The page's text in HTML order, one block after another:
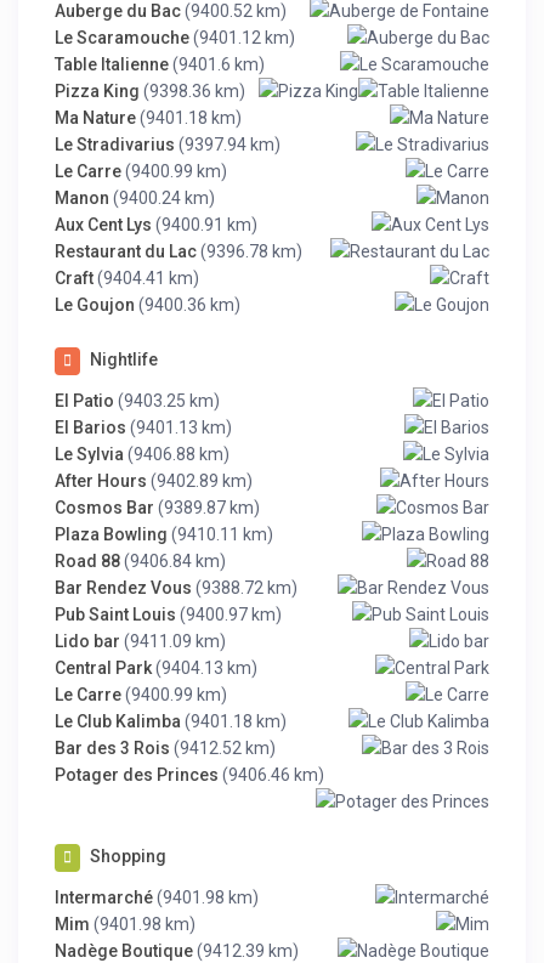
Auberge du Bac(9400.52 km)
Le Scaramouche(9401.12 km)
Table Italienne(9401.6 km)
Pizza King (9398.36 km)
Ma Nature(9401.18 km)
Le Stradivarius (9397.94 km)
Le Carre(9400.99 km)
Manon (9400.24 km)
Aux Cent Lys (9400.91 km)
Restaurant du Lac(9396.78 km)
Craft(9404.41 km)
Le Goujon (9400.36 km)
Nightlife
El Patio (9403.25 km)
El Barios (9401.13 km)
Le Sylvia (9406.88 km)
After Hours (9402.89 km)
Cosmos Bar (9389.87 km)
Plaza Bowling (9410.11 km)
Road 88(9406.84 km)
Bar Rendez Vous (9388.72 km)
Pub Saint Louis (9400.97 km)
Lido bar (9411.09 km)
Central Park(9404.13 km)
Le Carre(9400.99 km)
Le Club Kalimba (9401.18 km)
Bar des 3 Rois (9412.52 km)
Potager des Princes (9406.46 km)
Shopping
Intermarché(9401.98 km)
Mim (9401.98 km)
Nadège Boutique(9412.39 km)